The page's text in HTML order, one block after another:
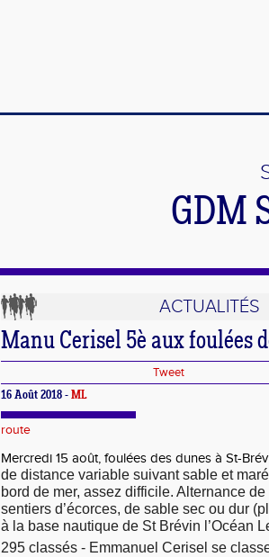
GDM
ACTUALITÉS
Manu Cerisel 5è aux foulées
Tweet
16 Août 2018 - ML
route
Mercredi 15 août, foulées des dunes à St-
de distance variable suivant sable et
bord de mer, assez difficile. Alternance
sentiers d’écorces, de sable sec ou dur
à la base nautique de St Brévin l’Océan
295 classés - Emmanuel Cerisel se